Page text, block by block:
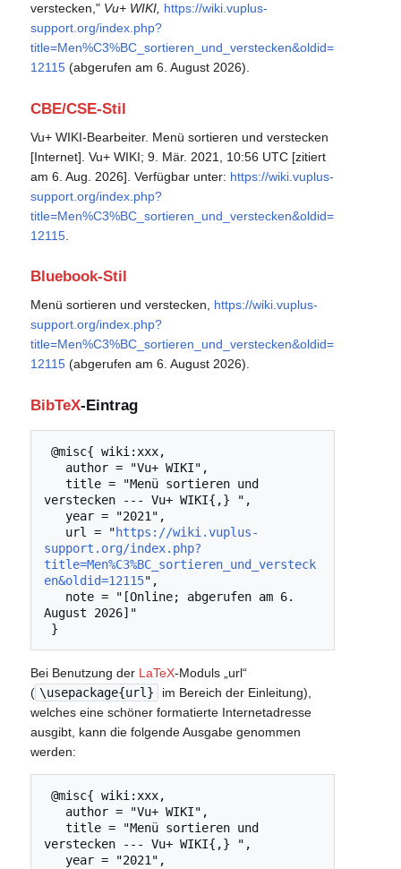
verstecken," Vu+ WIKI, https://wiki.vuplus-
support.org/index.php?
title=Men%C3%BC_sortieren_und_verstecken&oldid=
12115 (abgerufen am 6. August 2026).
CBE/CSE-Stil
Vu+ WIKI-Bearbeiter. Menü sortieren und verstecken
[Internet]. Vu+ WIKI; 9. Mär. 2021, 10:56 UTC [zitiert
am 6. Aug. 2026]. Verfügbar unter: https://wiki.vuplus-
support.org/index.php?
title=Men%C3%BC_sortieren_und_verstecken&oldid=
12115
Bluebook-Stil
Menü sortieren und verstecken, https://wiki.vuplus-
support.org/index.php?
title=Men%C3%BC_sortieren_und_verstecken&oldid=
12115 (abgerufen am 6. August 2026).
BibTeX-Eintrag
verstecken --- Vu+ WIKI{,} ",
   url = "
https://wiki.vuplus-
support.org/index.php?
title=Men%C3%BC_sortieren_und_versteck
en&oldid=12115",
August 2026]"
Bei Benutzung der LaTeX-Moduls „url“
( \usepackage{url}
im Bereich der Einleitung),
welches eine schöner formatierte Internetadresse
ausgibt, kann die folgende Ausgabe genommen
werden:
verstecken --- Vu+ WIKI{,} ",